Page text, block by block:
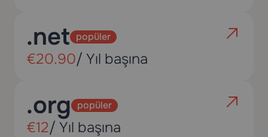
.net popüler
€20.90/ Yıl başına
.org popüler
€12/ Yıl başına